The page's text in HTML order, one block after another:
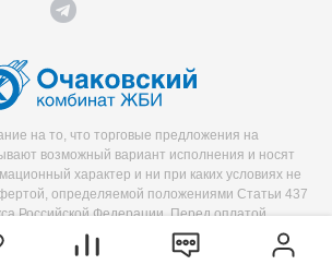
на то, что торговые предложения на
возможный вариант исполнения и носят
характер и ни при каких условиях не
определяемой положениями Статьи 437
Российской Федерации. Перед оплатой
информацию о продукте у менеджера.